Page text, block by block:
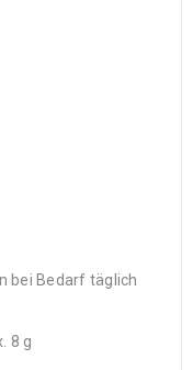
bei Bedarf täglich
8 g